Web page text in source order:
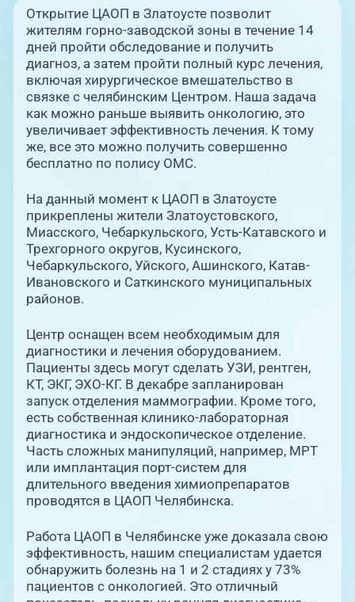
Открытие ЦАОП в Златоусте позволит
жителям горно-заводской зоны в течение 14
дней пройти обследование и получить
диагноз, а затем пройти полный курс лечения,
включая хирургическое вмешательство в
связке с челябинским Центром. Наша задача
как можно раньше выявить онкологию, это
увеличивает эффективность лечения. К тому
же, все это можно получить совершенно
бесплатно по полису ОМС.
На данный момент к ЦАОП в Златоусте
прикреплены жители Златоустовского,
Миасского, Чебаркульского, Усть-Катавского и
Трехгорного округов, Кусинского,
Чебаркульского, Уйского, Ашинского, Катав-
Ивановского и Саткинского муниципальных
районов.
Центр оснащен всем необходимым для
диагностики и лечения оборудованием.
Пациенты здесь могут сделать УЗИ, рентген,
КТ, ЭКГ, ЭХО-КГ. В декабре запланирован
запуск отделения маммографии. Кроме того,
есть собственная клинико-лабораторная
диагностика и эндоскопическое отделение.
Часть сложных манипуляций, например, МРТ
или имплантация порт-систем для
длительного введения химиопрепаратов
проводятся в ЦАОП Челябинска.
Работа ЦАОП в Челябинске уже доказала свою
эффективность, нашим специалистам удается
обнаружить болезнь на 1 и 2 стадиях у 73%
пациентов с онкологией. Это отличный